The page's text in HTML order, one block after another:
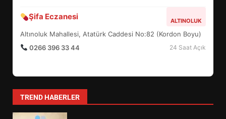
Şifa Eczanesi ALTINOLUK
Altınoluk Mahallesi, Atatürk Caddesi No:82 (Kordon Boyu)
0266 396 33 44
24 Saat Açık
TREND HABERLER
7
DEV HAREKET: NELER
YAPILIYOR?
1